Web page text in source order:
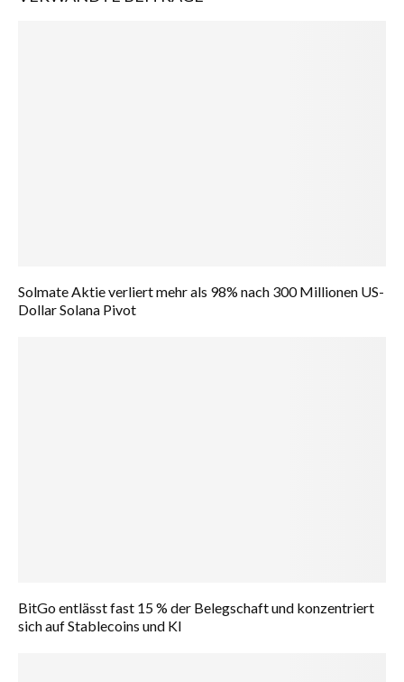
Solmate Aktie verliert mehr als 98% nach 300 Millionen US-
Dollar Solana Pivot
BitGo entlässt fast 15 % der Belegschaft und konzentriert
sich auf Stablecoins und KI